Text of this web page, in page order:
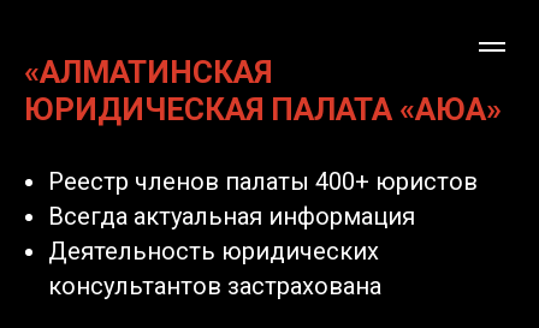
«АЛМАТИНСКАЯ
ЮРИДИЧЕСКАЯ ПАЛАТА «АЮА»
Реестр членов палаты 400+ юристов
Всегда актуальная информация
Деятельность юридических
консультантов застрахована